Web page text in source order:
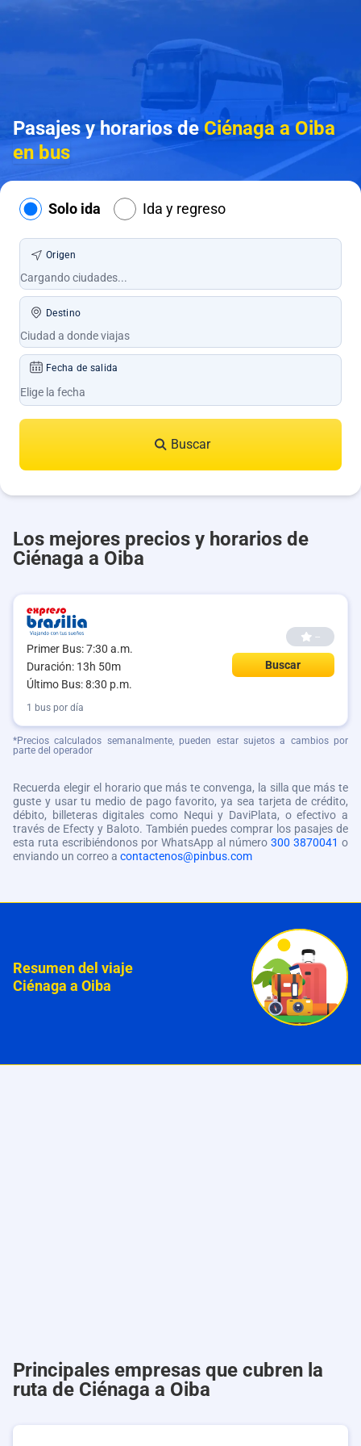
Pasajes y horarios deCiénaga a Oiba
en bus
Solo ida Ida y regreso
Origen
Destino
Fecha de salida
Buscar
Los mejores precios y horarios de
Ciénaga a Oiba
Primer Bus: 7:30 a.m.
Duración: 13h 50m
Último Bus: 8:30 p.m.
--
Buscar
1 bus por día
*Precios calculados semanalmente, pueden estar sujetos a cambios por
parte del operador
Recuerda elegir el horario que más te convenga, la silla que más te
guste y usar tu medio de pago favorito, ya sea tarjeta de crédito,
débito, billeteras digitales como Nequi y DaviPlata, o efectivo a
través de Efecty y Baloto. También puedes comprar los pasajes de
esta ruta escribiéndonos por WhatsApp al número 300 3870041 o
enviando un correo a contactenos@pinbus.com
Resumen del viaje
Ciénaga a Oiba
Principales empresas que cubren la
ruta de Ciénaga a Oiba